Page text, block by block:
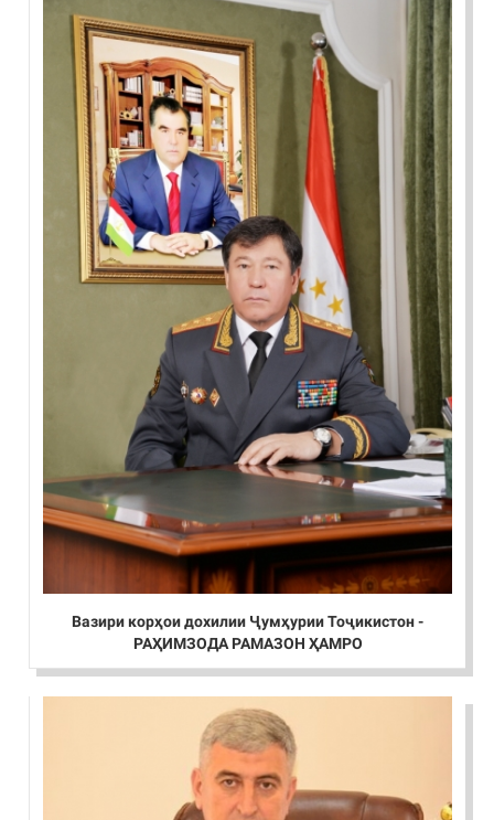
Вазири корҳои дохилии Ҷумҳурии Тоҷикистон -
РАҲИМЗОДА РАМАЗОН ҲАМРО